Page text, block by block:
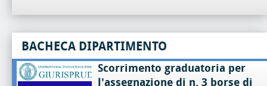
BACHECA DIPARTIMENTO
Scorrimento graduatoria per
l'assegnazione di n. 3 borse di